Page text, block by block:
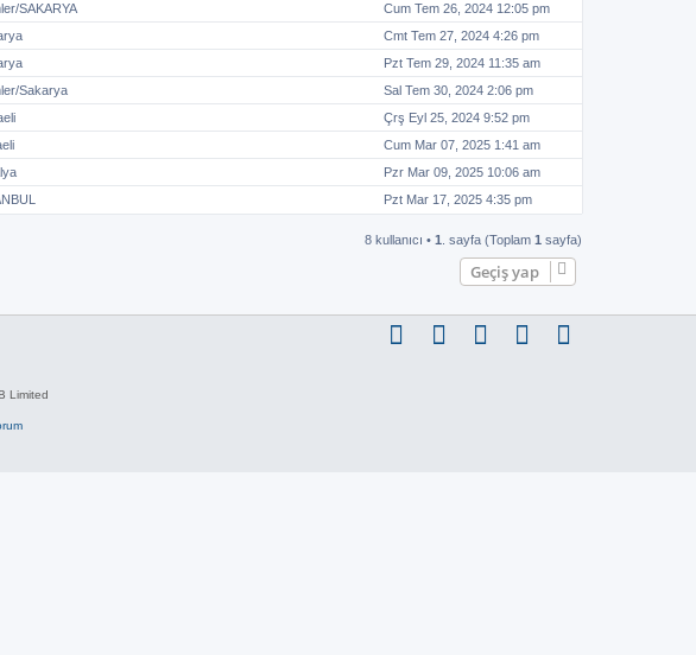
SAKARYA
Cum Tem 26, 2024 12:05 pm
Cmt Tem 27, 2024 4:26 pm
Pzt Tem 29, 2024 11:35 am
Sakarya
Sal Tem 30, 2024 2:06 pm
Çrş Eyl 25, 2024 9:52 pm
Cum Mar 07, 2025 1:41 am
Pzr Mar 09, 2025 10:06 am
Pzt Mar 17, 2025 4:35 pm
8 kullanıcı • 1 . sayfa (Toplam 1 sayfa)
Geçiş yap
Limited